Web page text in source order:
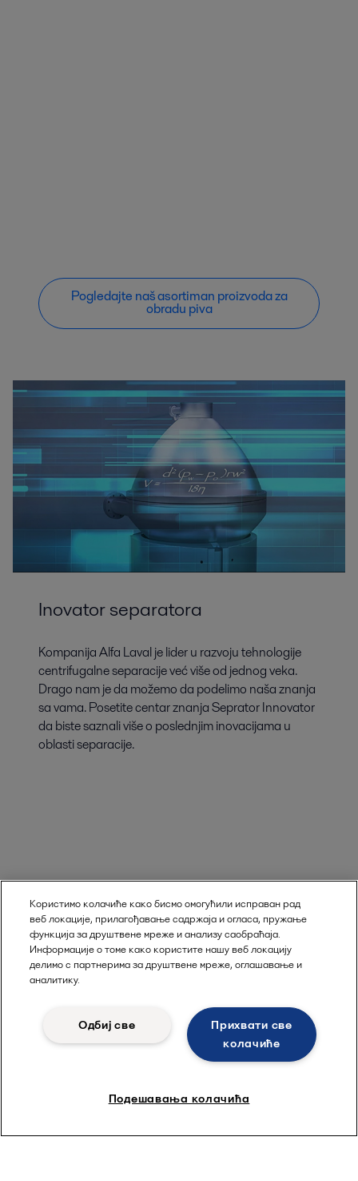
Pogledajte naš asortiman proizvoda za
obradu piva
Inovator separatora
Kompanija Alfa Laval je lider u razvoju tehnologije
centrifugalne separacije već više od jednog veka.
Drago nam je da možemo da podelimo naša znanja
sa vama. Posetite centar znanja Seprator Innovator
da biste saznali više o poslednjim inovacijama u
oblasti separacije.
Користимо колачиће како бисмо омогућили исправан рад
веб локације, прилагођавање садржаја и огласа, пружање
функција за друштвене мреже и анализу саобраћаја.
Информације о томе како користите нашу веб локацију
делимо с партнерима за друштвене мреже, оглашавање и
аналитику.
Прихвати све
колачиће
Одбиј све
Подешавања колачића